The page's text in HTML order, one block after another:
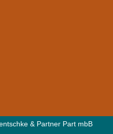
& Partner Part mbB